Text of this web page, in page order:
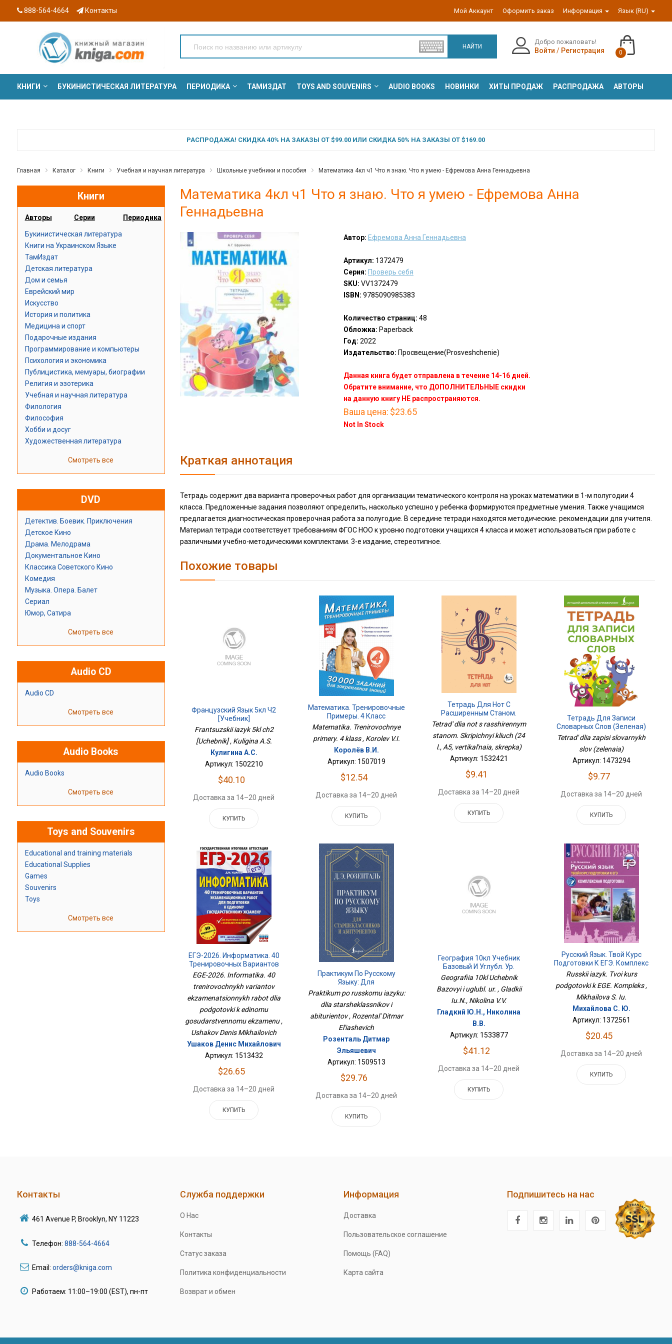
888-564-4664 Контакты Мой Аккаунт Оформить заказ Информация Язык (RU)
НАЙТИ
Добро пожаловать!
Войти / Регистрация 0
КНИГИ БУКИНИСТИЧЕСКАЯ ЛИТЕРАТУРА ПЕРИОДИКА ТАМИЗДАТ TOYS AND SOUVENIRS AUDIO BOOKS НОВИНКИ ХИТЫ ПРОДАЖ РАСПРОДАЖА АВТОРЫ
РАСПРОДАЖА! СКИДКА 40% НА ЗАКАЗЫ ОТ $99.00 ИЛИ СКИДКА 50% НА ЗАКАЗЫ ОТ $169.00
Главная Каталог Книги Учебная и научная литература Школьные учебники и пособия Математика 4кл ч1 Что я знаю. Что я умею - Ефремова Анна Геннадьевна
Книги
Авторы Серии Периодика
Букинистическая литература
Книги на Украинском Языке
ТамИздат
Детская литература
Дом и семья
Еврейский мир
Искусство
История и политика
Медицина и спорт
Подарочные издания
Программирование и компьютеры
Психология и экономика
Публицистика, мемуары, биографии
Религия и эзотерика
Учебная и научная литература
Филология
Философия
Хобби и досуг
Художественная литература
Смотреть все
DVD
Детектив. Боевик. Приключения
Детское Кино
Драма. Мелодрама
Документальное Кино
Классика Советского Кино
Комедия
Музыка. Опера. Балет
Сериал
Юмор, Сатира
Смотреть все
Audio CD
Audio CD
Смотреть все
Audio Books
Audio Books
Смотреть все
Toys and Souvenirs
Educational and training materials
Educational Supplies
Games
Souvenirs
Toys
Смотреть все
Математика 4кл ч1 Что я знаю. Что я умею - Ефремова Анна
Геннадьевна
Автор: Ефремова Анна Геннадьевна
Артикул: 1372479
Серия: Проверь себя
SKU: VV1372479
ISBN: 9785090985383
Количество страниц: 48
Обложка: Paperback
Год: 2022
Издательство: Просвещение(Prosveshchenie)
Данная книга будет отправлена в течение 14-16 дней.
Обратите внимание, что ДОПОЛНИТЕЛЬНЫЕ скидки
на данную книгу НЕ распространяются.
Ваша цена: $23.65
Not In Stock
Краткая аннотация
Тетрадь содержит два варианта проверочных работ для организации тематического контроля на уроках математики в 1-м полугодии 4
класса. Предложенные задания позволяют определить, насколько успешно у ребенка формируются предметные умения. Также учащимся
предлагается диагностическая проверочная работа за полугодие. В середине тетради находятся методические. рекомендации для учителя.
Материал тетради соответствует требованиям ФГОС НОО к уровню подготовки учащихся 4 класса и может использоваться при работе с
различными учебно-методическими комплектами. 3-е издание, стереотипное.
Похожие товары
Французский Язык 5кл Ч2
[Учебник]
Frantsuzskii iazyk 5kl ch2
[Uchebnik] , Kuligina A.S.
Кулигина А.С.
Артикул: 1502210
$40.10
Доставка за 14–20 дней
КУПИТЬ
Математика. Тренировочные
Примеры. 4 Класс
Matematika. Trenirovochnye
primery. 4 klass , Korolev V.I.
Королёв В.И.
Артикул: 1507019
$12.54
Доставка за 14–20 дней
КУПИТЬ
Тетрадь Для Нот С
Расширенным Станом.
Скрипичный Ключ (24 Л., А5,
Вертикальная, Скрепка)
Tetrad' dlia not s rasshirennym
stanom. Skripichnyi kliuch (24
l., A5, vertikal'naia, skrepka)
Артикул: 1532421
$9.41
Доставка за 14–20 дней
КУПИТЬ
Тетрадь Для Записи
Словарных Слов (зеленая)
Tetrad' dlia zapisi slovarnykh
slov (zelenaia)
Артикул: 1473294
$9.77
Доставка за 14–20 дней
КУПИТЬ
ЕГЭ-2026. Информатика. 40
Тренировочных Вариантов
Экзаменационных Работ
Государственному Экзамену
EGE-2026. Informatika. 40
trenirovochnykh variantov
ekzamenatsionnykh rabot dlia
podgotovki k edinomu
gosudarstvennomu ekzamenu ,
Ushakov Denis Mikhailovich
Ушаков Денис Михайлович
Артикул: 1513432
$26.65
Доставка за 14–20 дней
КУПИТЬ
Практикум По Русскому
Языку: Для
Старшеклассников И
Абитуриентов
Praktikum po russkomu iazyku:
dlia starsheklassnikov i
abiturientov , Rozental' Ditmar
El'iashevich
Розенталь Дитмар
Эльяшевич
Артикул: 1509513
$29.76
Доставка за 14–20 дней
КУПИТЬ
География 10кл Учебник
Базовый И Углубл. Ур.
Geografiia 10kl Uchebnik
Bazovyi i uglubl. ur. , Gladkii
Iu.N., Nikolina V.V.
Гладкий Ю.Н., Николина
В.В.
Артикул: 1533877
$41.12
Доставка за 14–20 дней
КУПИТЬ
Русский Язык. Твой Курс
Подготовки К ЕГЭ. Комплекс
Russkii iazyk. Tvoi kurs
podgotovki k EGE. Kompleks ,
Mikhailova S. Iu.
Михайлова С. Ю.
Артикул: 1372561
$20.45
Доставка за 14–20 дней
КУПИТЬ
Контакты
461 Avenue P, Brooklyn, NY 11223
Телефон: 888-564-4664
Email: orders@kniga.com
Работаем: 11:00–19:00 (EST), пн-пт
Служба поддержки
О Нас
Контакты
Статус заказа
Политика конфиденциальности
Возврат и обмен
Информация
Доставка
Пользовательское соглашение
Помощь (FAQ)
Карта сайта
Подпишитесь на нас